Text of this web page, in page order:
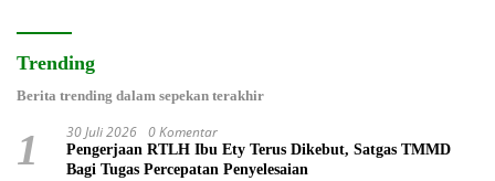
Trending
Berita trending dalam sepekan terakhir
1 30 Juli 2026 0 Komentar
Pengerjaan RTLH Ibu Ety Terus Dikebut, Satgas TMMD
Bagi Tugas Percepatan Penyelesaian